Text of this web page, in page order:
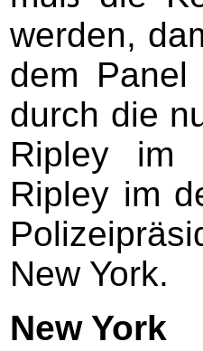
werden,
dem
durch die
Ripley im
Ripley im
New York.
New York